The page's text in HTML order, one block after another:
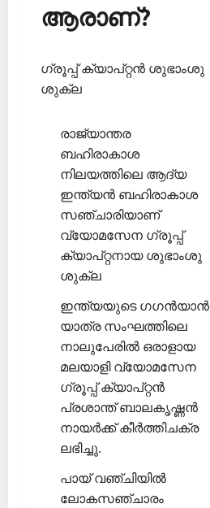
ആരാണ്?
ഗ്രൂപ്പ് ക്യാപ്റ്റന്‍ ശുഭാംശു
ശുക്ല
രാജ്യാന്തര
ബഹിരാകാശ
നിലയത്തിലെ ആദ്യ
ഇന്ത്യന്‍ ബഹിരാകാശ
സഞ്ചാരിയാണ്
വ്യോമസേന ഗ്രൂപ്പ്
ക്യാപ്റ്റനായ ശുഭാംശു
ശുക്ല
ഇന്ത്യയുടെ ഗഗന്‍യാന്‍
യാത്ര സംഘത്തിലെ
നാലുപേരില്‍ ഒരാളായ
മലയാളി വ്യോമസേന
ഗ്രൂപ്പ് ക്യാപ്റ്റന്‍
പ്രശാന്ത് ബാലകൃഷ്ണന്‍
നായര്‍ക്ക് കീര്‍ത്തിചക്ര
ലഭിച്ചു.
പായ് വഞ്ചിയില്‍
ലോകസഞ്ചാരം